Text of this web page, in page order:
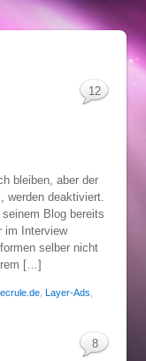
bleiben, aber der
werden deaktiviert.
Blog bereits
im Interview
selber nicht
[…]
12
, Layer-Ads
8